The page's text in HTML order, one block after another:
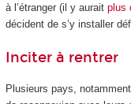
à l’étranger (il y aurait plus
décident de s’y installer
Inciter à rentrer
Plusieurs pays, notamment